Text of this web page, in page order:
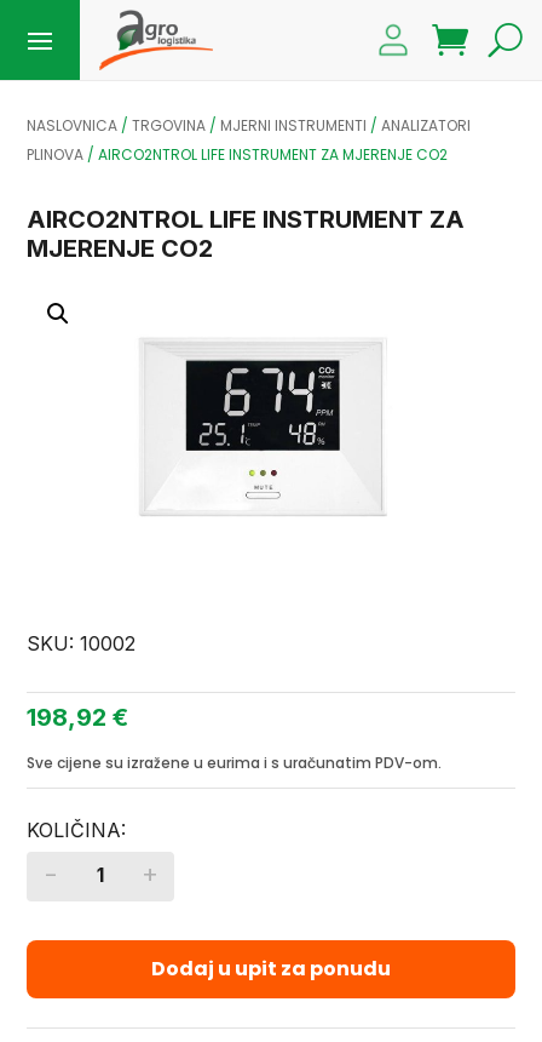
NASLOVNICA /TRGOVINA / MJERNI INSTRUMENTI /ANALIZATORI
PLINOVA /AIRCO2NTROL LIFE INSTRUMENT ZA MJERENJE CO2
AIRCO2NTROL LIFE INSTRUMENT ZA
MJERENJE CO2
SKU:10002
198,92€
Sve cijene su izražene u eurima i s uračunatim PDV-om.
Quantity
- +
Dodaj u upit za ponudu